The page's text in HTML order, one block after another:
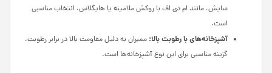
سایش، مانند ام دی اف با روکش ملامینه یا هایگلاس، انتخاب مناسبی
است.
آشپزخانه‌های با رطوبت بالا: ممبران به دلیل مقاومت بالا در برابر رطوبت،
گزینه مناسبی برای این نوع آشپزخانه‌ها است.